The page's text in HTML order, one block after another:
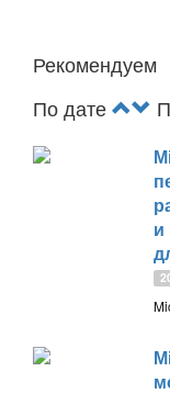
Рекомендуем
По дате
и